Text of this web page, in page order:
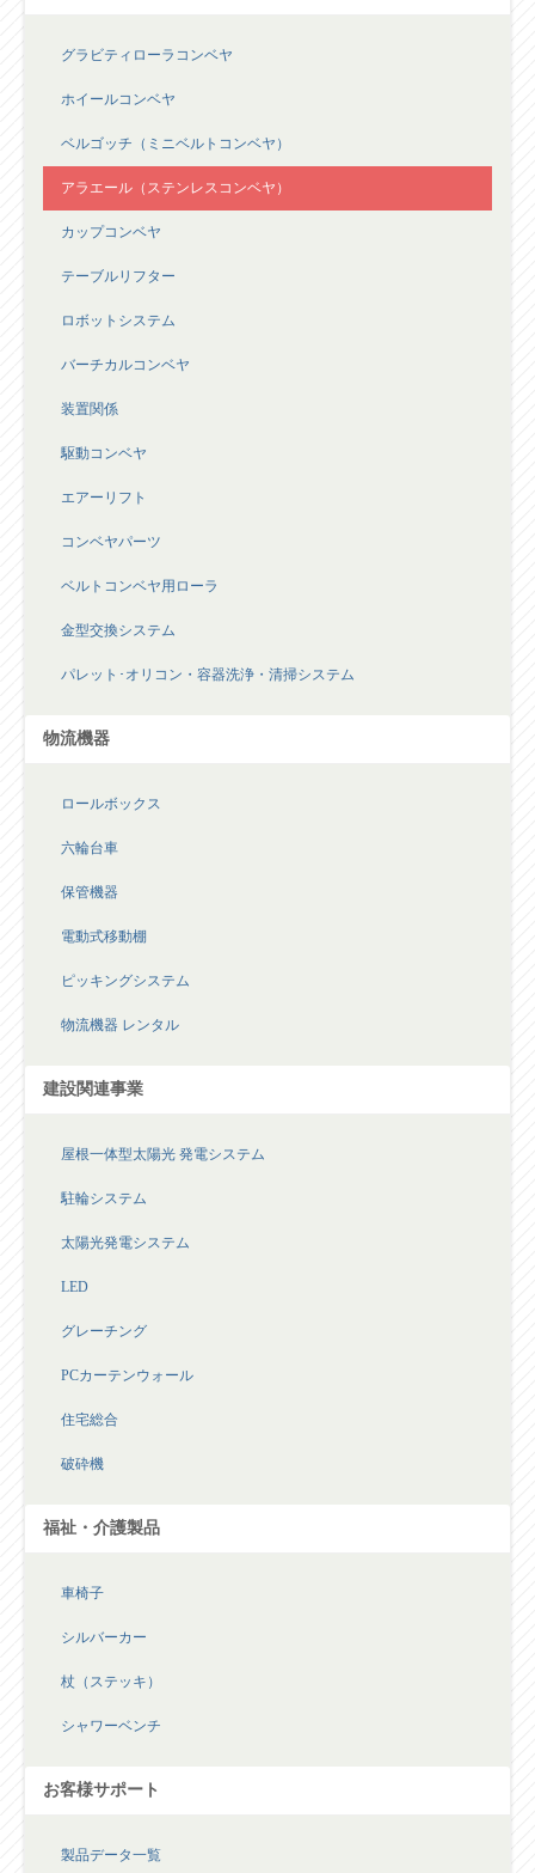
グラビティローラコンベヤ
ホイールコンベヤ
ベルゴッチ（ミニベルトコンベヤ）
アラエール（ステンレスコンベヤ）
カップコンベヤ
テーブルリフター
ロボットシステム
バーチカルコンベヤ
装置関係
駆動コンベヤ
エアーリフト
コンベヤパーツ
ベルトコンベヤ用ローラ
金型交換システム
パレット･オリコン・容器洗浄・清掃システム
物流機器
ロールボックス
六輪台車
保管機器
電動式移動棚
ピッキングシステム
物流機器 レンタル
建設関連事業
屋根一体型太陽光 発電システム
駐輪システム
太陽光発電システム
LED
グレーチング
PCカーテンウォール
住宅総合
破砕機
福祉・介護製品
車椅子
シルバーカー
杖（ステッキ）
シャワーベンチ
お客様サポート
製品データ一覧